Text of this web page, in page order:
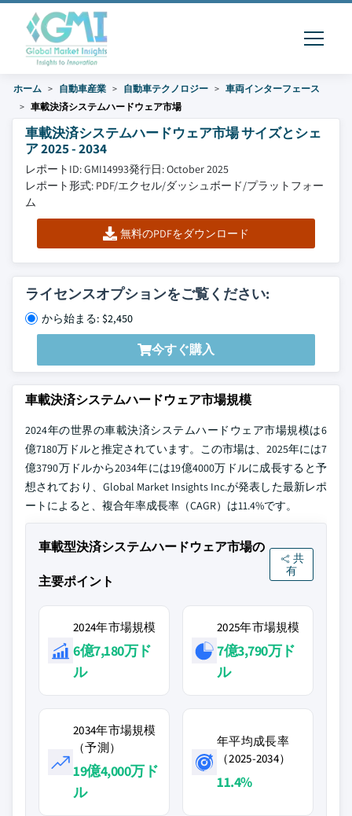
ホーム 自動車産業 自動車テクノロジー
車両インターフェース
車載決済システムハードウェア市場
車載決済システムハードウェア市場 サイズとシェ
ア 2025 - 2034
レポートID: GMI14993発行日: October 2025
レポート形式: PDF/エクセル/ダッシュボード/プラットフォー
ム
無料のPDFをダウンロード
ライセンスオプションをご覧ください:
から始まる: $2,450
今すぐ購入
車載決済システムハードウェア市場規模
2024年の世界の車載決済システムハードウェア市場規模は6
億7180万ドルと推定されています。この市場は、2025年には7
億3790万ドルから2034年には19億4000万ドルに成長すると予
想されており、Global Market Insights Inc.が発表した最新レポ
ートによると、複合年率成長率（CAGR）は11.4%です。
車載型決済システムハードウェア市場の
主要ポイント
共
有
2024年市場規模
6億7,180万ド
ル
2025年市場規模
7億3,790万ド
ル
2034年市場規模
（予測）
19億4,000万ド
ル
年平均成長率
（2025-2034）
11.4%